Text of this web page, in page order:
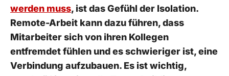
werden muss,‍ ist⁢ das Gefühl der Isolation. ​
Remote-Arbeit kann dazu⁤ führen,⁤ dass
Mitarbeiter sich von ihren Kollegen
entfremdet fühlen und⁤ es schwieriger ist, eine
Verbindung aufzubauen. Es ist‍ wichtig,